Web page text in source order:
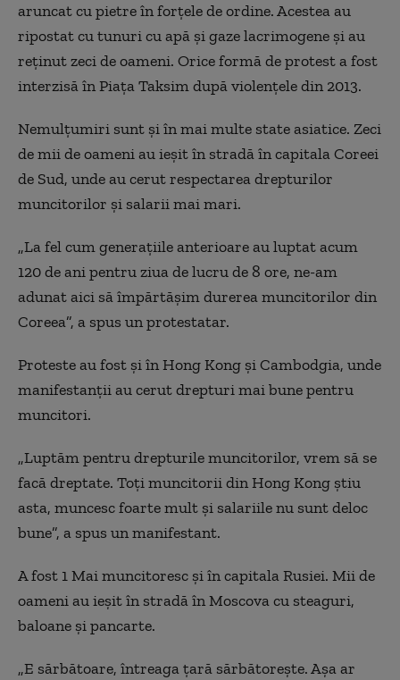
aruncat cu pietre în forţele de ordine. Acestea au
ripostat cu tunuri cu apă şi gaze lacrimogene şi au
reţinut zeci de oameni. Orice formă de protest a fost
interzisă în Piaţa Taksim după violenţele din 2013.
Nemulţumiri sunt şi în mai multe state asiatice. Zeci
de mii de oameni au ieşit în stradă în capitala Coreei
de Sud, unde au cerut respectarea drepturilor
muncitorilor şi salarii mai mari.
„La fel cum generaţiile anterioare au luptat acum
120 de ani pentru ziua de lucru de 8 ore, ne-am
adunat aici să împărtăşim durerea muncitorilor din
Coreea”, a spus un protestatar.
Proteste au fost şi în Hong Kong şi Cambodgia, unde
manifestanţii au cerut drepturi mai bune pentru
muncitori.
„Luptăm pentru drepturile muncitorilor, vrem să se
facă dreptate. Toţi muncitorii din Hong Kong ştiu
asta, muncesc foarte mult şi salariile nu sunt deloc
bune”, a spus un manifestant.
A fost 1 Mai muncitoresc şi în capitala Rusiei. Mii de
oameni au ieşit în stradă în Moscova cu steaguri,
baloane şi pancarte.
„E sărbătoare, întreaga ţară sărbătoreşte. Aşa ar